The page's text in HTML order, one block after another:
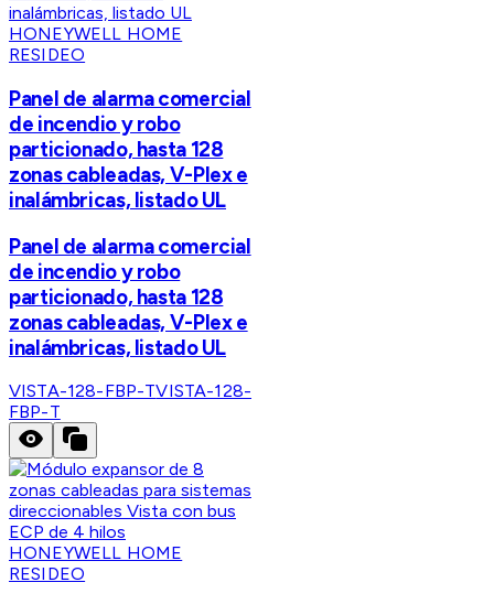
HONEYWELL HOME
RESIDEO
Panel de alarma comercial
de incendio y robo
particionado, hasta 128
zonas cableadas, V-Plex e
inalámbricas, listado UL
Panel de alarma comercial
de incendio y robo
particionado, hasta 128
zonas cableadas, V-Plex e
inalámbricas, listado UL
VISTA-128-FBP-TVISTA-128-
FBP-T
HONEYWELL HOME
RESIDEO